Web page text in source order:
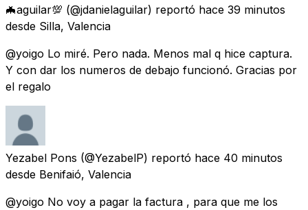
🦇aguilar💯 (@jdanielaguilar) reportó hace 39 minutos
desde Silla, Valencia
@yoigo Lo miré. Pero nada. Menos mal q hice captura.
Y con dar los numeros de debajo funcionó. Gracias por
el regalo
Yezabel Pons (@YezabelP) reportó hace 40 minutos
desde Benifaió, Valencia
@yoigo No voy a pagar la factura , para que me los